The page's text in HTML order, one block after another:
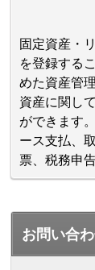
固定資産・
を登録する
めた資産管
資産に関し
ができます
ース支払、
票、税務申
お問い合